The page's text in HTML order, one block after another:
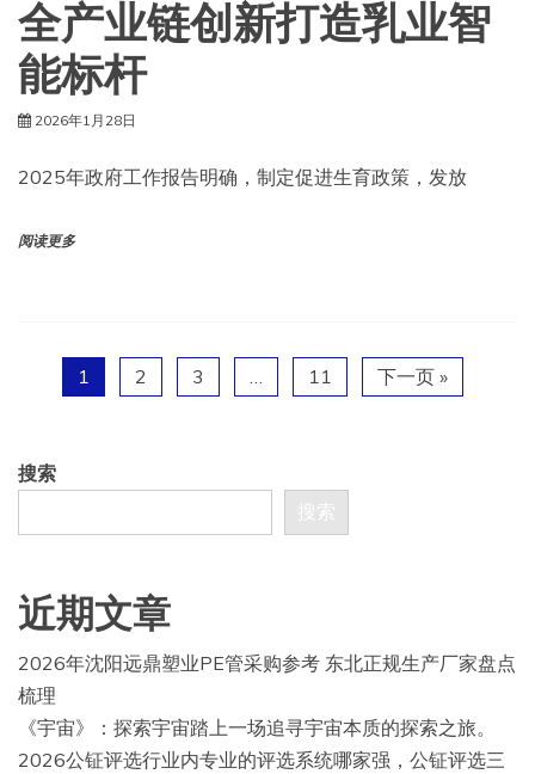
全产业链创新打造乳业智
能标杆
2026年1月28日
2025年政府工作报告明确，制定促进生育政策，发放
阅读更多
1 2 3 … 11 下一页 »
搜索
搜索
近期文章
2026年沈阳远鼎塑业PE管采购参考 东北正规生产厂家盘点
梳理
《宇宙》：探索宇宙踏上一场追寻宇宙本质的探索之旅。
2026公钲评选行业内专业的评选系统哪家强，公钲评选三